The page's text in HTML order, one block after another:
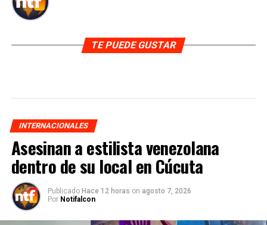
TE PUEDE GUSTAR
INTERNACIONALES
Asesinan a estilista venezolana
dentro de su local en Cúcuta
Publicado Hace 12 horas on agosto 7, 2026
Por Notifalcon